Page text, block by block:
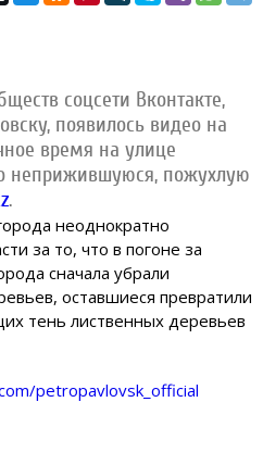
соцсети Вконтакте,
появилось видео на
время на улице
неприжившуюся, пожухлую
.
неоднократно
за то, что в погоне за
сначала убрали
оставшиеся превратили
тень лиственных деревьев
petropavlovsk_official